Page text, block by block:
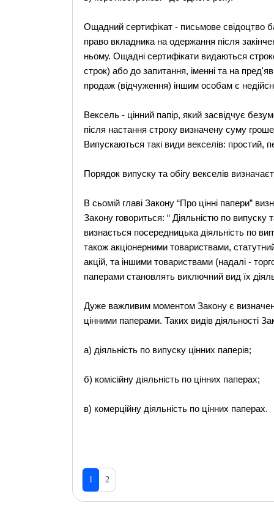
Ощадний сертифікат - письмове свідоцтво
право вкладника на одержання після
ньому. Ощадні сертифікати видаються
строк) або до запитання, іменні та на
продаж (відчуження) іншим особам є
Вексель - цінний папір, який засвідчує
після настання строку визначену суму
Випускаються такі види векселів: простий,
Порядок випуску та обігу векселів
В сьомій главі Закону “Про цінні папери”
Закону говориться: “ Діяльністю по випуску
визнається посередницька діяльність по
також акціонерними товариствами,
акцій, та іншими товариствами (надалі -
паперами становлять виключний вид їх
Дуже важливим моментом Закону є
цінними паперами. Таких видів діяльності
а) діяльність по випуску цінних паперів;
б) комісійну діяльність по цінних паперах;
в) комерційну діяльність по цінних паперах.
1 2